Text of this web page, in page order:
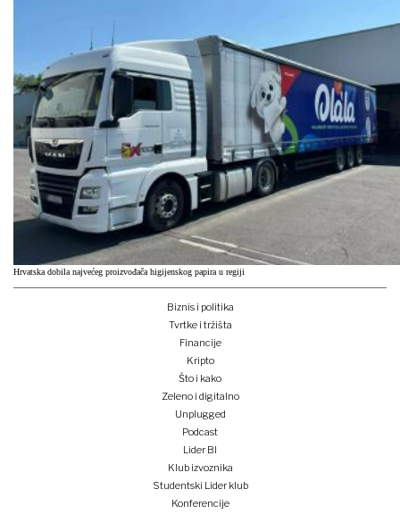
Hrvatska dobila najvećeg proizvođača higijenskog papira u regiji
Biznis i politika
Tvrtke i tržišta
Financije
Kripto
Što i kako
Zeleno i digitalno
Unplugged
Podcast
Lider BI
Klub izvoznika
Studentski Lider klub
Konferencije